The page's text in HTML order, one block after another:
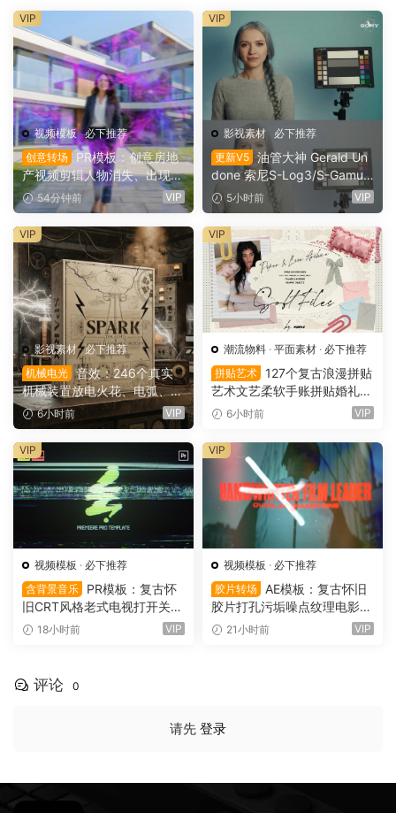
视频模板·必下推荐
创意转场
PR模板：创意房地
产视频剪辑人物消失、出现电
影转场过渡（16154）
54分钟前 VIP
VIP
影视素材 · 必下推荐
更新V5 油管大神 Gerald Un
done 索尼S-Log3/S-Gamut
3.Cine素材色彩还原、监看L
UT调色预设 Gerald Undone
– S-Log3 LUT Pack（1260
2）
5小时前 VIP
VIP
影视素材·必下推荐
机械电光 音效：246个真实
机械装置放电火花、电弧、嗡
鸣、嗡鸣、机械激活冲击电影
游戏广告音效素材 SoundMor
ph SPARK（16153）
6小时前 VIP
VIP
潮流物料 · 平面素材 · 必下推荐
拼贴艺术
127个复古浪漫拼贴
艺术文艺柔软手账拼贴婚礼纸
张边框信封蕾丝蝴蝶结小物件
oft Files: Minimal Archive Co
llage（16152）
6小时前 VIP
VIP
视频模板 · 必下推荐
含背景音乐
PR模板：复古怀
旧CRT风格老式电视打开关闭
LOGO动画展示（16151）
18小时前 VIP
VIP
视频模板 · 必下推荐
胶片转场
AE模板：复古怀旧
胶片打孔污垢噪点纹理电影帧
叠加电影短片剪辑转场过渡
21小时前 VIP
VIP
评论 0
请先 登录